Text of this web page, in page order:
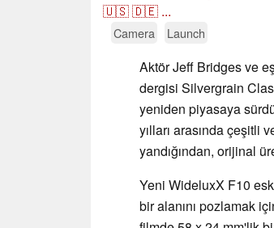
🇺🇸🇩🇪 ...
Camera Launch
Aktör Jeff Bridges ve
dergisi Silvergrain
yeniden piyasaya
yılları arasında çeşitli
yandığından, orijinal
Yeni WideluxX F10
bir alanını pozlamak